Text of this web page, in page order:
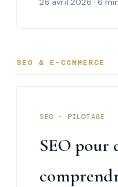
SEO & E-COMMERCE
SEO · PILOTAGE
SEO pour